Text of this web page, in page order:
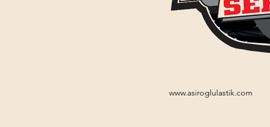
www.asiroglulastik.com